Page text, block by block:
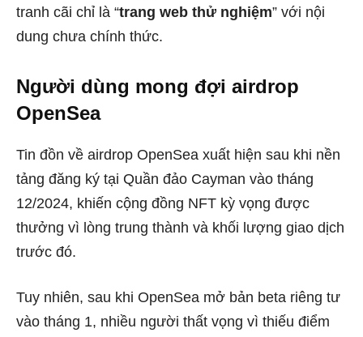
tranh cãi chỉ là “trang web thử nghiệm” với nội
dung chưa chính thức.
Người dùng mong đợi airdrop
OpenSea
Tin đồn về airdrop OpenSea xuất hiện sau khi nền
tảng đăng ký tại Quần đảo Cayman vào tháng
12/2024, khiến cộng đồng NFT kỳ vọng được
thưởng vì lòng trung thành và khối lượng giao dịch
trước đó.
Tuy nhiên, sau khi OpenSea mở bản beta riêng tư
vào tháng 1, nhiều người thất vọng vì thiếu điểm